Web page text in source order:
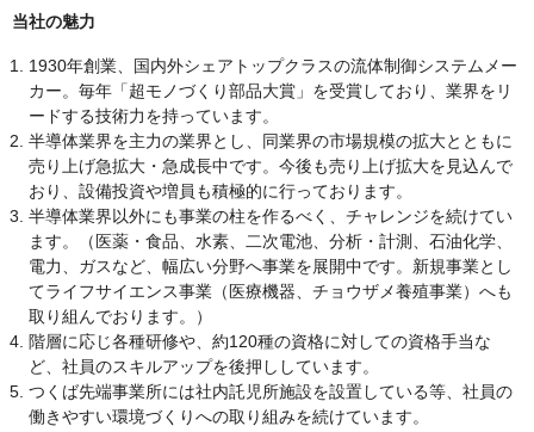
当社の魅力
1930年創業、国内外シェアトップクラスの流体制御システムメー
カー。毎年「超モノづくり部品大賞」を受賞しており、業界をリ
ードする技術力を持っています。
半導体業界を主力の業界とし、同業界の市場規模の拡大とともに
売り上げ急拡大・急成長中です。今後も売り上げ拡大を見込んで
おり、設備投資や増員も積極的に行っております。
半導体業界以外にも事業の柱を作るべく、チャレンジを続けてい
ます。（医薬・食品、水素、二次電池、分析・計測、石油化学、
電力、ガスなど、幅広い分野へ事業を展開中です。新規事業とし
てライフサイエンス事業（医療機器、チョウザメ養殖事業）へも
取り組んでおります。）
階層に応じ各種研修や、約120種の資格に対しての資格手当な
ど、社員のスキルアップを後押ししています。
つくば先端事業所には社内託児所施設を設置している等、社員の
働きやすい環境づくりへの取り組みを続けています。